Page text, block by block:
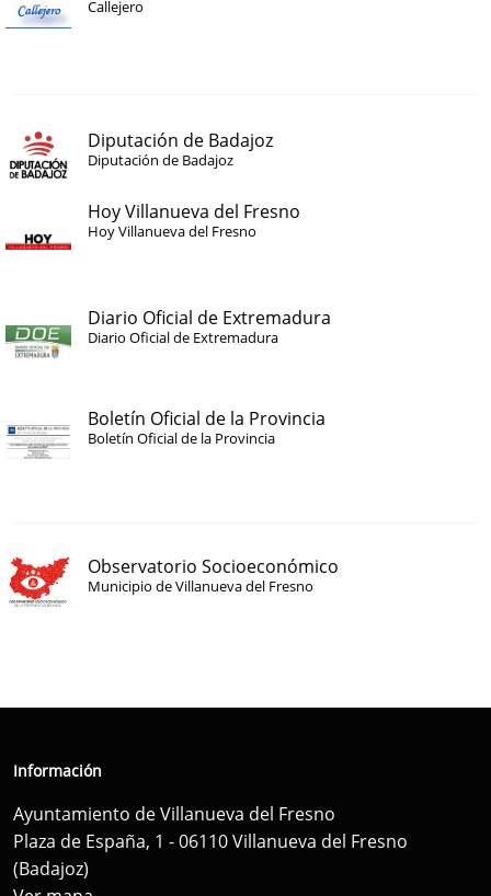
Callejero
Diputación de Badajoz
Diputación de Badajoz
Hoy Villanueva del Fresno
Hoy Villanueva del Fresno
Diario Oficial de Extremadura
Diario Oficial de Extremadura
Boletín Oficial de la Provincia
Boletín Oficial de la Provincia
Observatorio Socioeconómico
Municipio de Villanueva del Fresno
Información
Ayuntamiento de Villanueva del Fresno
Plaza de España, 1 - 06110 Villanueva del Fresno
(Badajoz)